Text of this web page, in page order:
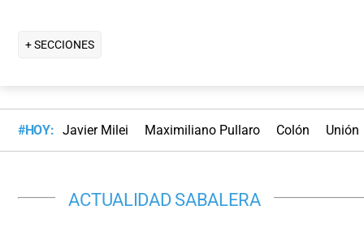
+ SECCIONES
#HOY: Javier Milei Maximiliano Pullaro Colón Unión
ACTUALIDAD SABALERA